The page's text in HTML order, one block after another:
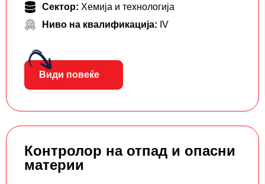
Сектор: Хемија и технологија
Ниво на квалификација: IV
Види повеќе
Контролор на отпад и опасни
материи